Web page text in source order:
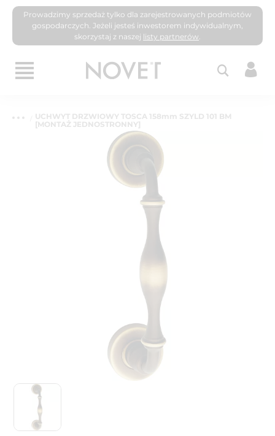
Prowadzimy sprzedaż tylko dla zarejestrowanych podmiotów
gospodarczych. Jeżeli jesteś inwestorem indywidualnym,
skorzystaj z naszej listy partnerów.
UCHWYT DRZWIOWY TOSCA 158mm SZYLD 101 BM
[MONTAŻ JEDNOSTRONNY]